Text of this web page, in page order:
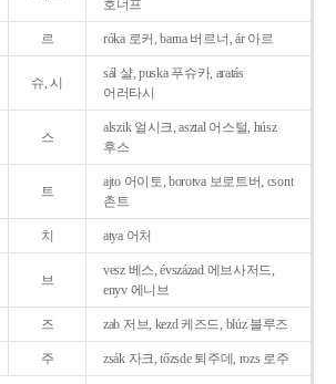
호너프
르 róka 로커, barna 버르너, ár 아르
슈, 시
sál 샬, puska 푸슈카, aratás
어러타시
스
alszik 얼시크, asztal 어스털, húsz
후스
트
ajto 어이토, borotva 보로트버, csont
촌트
치 atya 어처
브
vesz 베스, évszázad 에브사저드,
enyv 에니브
즈 zab 저브, kezd 케즈드, blúz 블루즈
주 zsák 자크, tőzsde 퇴주데, rozs 로주